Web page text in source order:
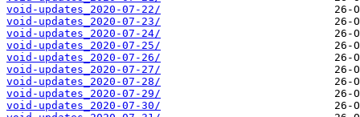
void-updates_2020-07-22/
void-updates_2020-07-23/
void-updates_2020-07-24/
void-updates_2020-07-25/
void-updates_2020-07-26/
void-updates_2020-07-27/
void-updates_2020-07-28/
void-updates_2020-07-29/
void-updates_2020-07-30/